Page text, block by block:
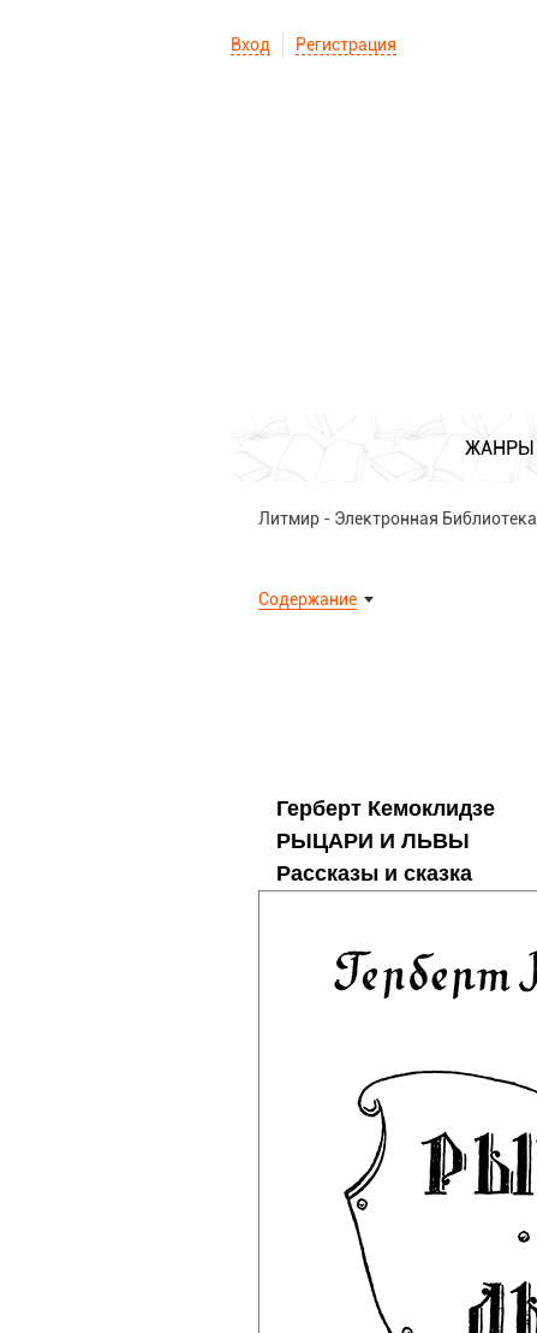
Вход Регистрация
ЖАНРЫ
Литмир - Электронная Библиотека
Содержание
Герберт Кемоклидзе
РЫЦАРИ И ЛЬВЫ
Рассказы и сказка